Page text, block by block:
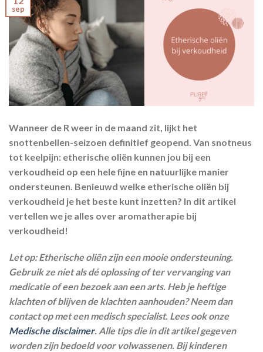
sep
Wanneer de R weer in de maand zit, lijkt het
snottenbellen-seizoen definitief geopend. Van snotneus
tot keelpijn: etherische oliën kunnen jou bij een
verkoudheid op een hele fijne en natuurlijke manier
ondersteunen. Benieuwd welke etherische oliën bij
verkoudheid je het beste kunt inzetten? In dit artikel
vertellen we je alles over aromatherapie bij
verkoudheid!
Let op: Etherische oliën zijn een mooie ondersteuning.
Gebruik ze niet als dé oplossing of ter vervanging van
medicatie of een bezoek aan een arts. Heb je heftige
klachten of blijven de klachten aanhouden? Neem dan
contact op met een medisch specialist. Lees ook onze
Medische disclaimer. Alle tips die in dit artikel gegeven
worden zijn bedoeld voor volwassenen. Bij kinderen